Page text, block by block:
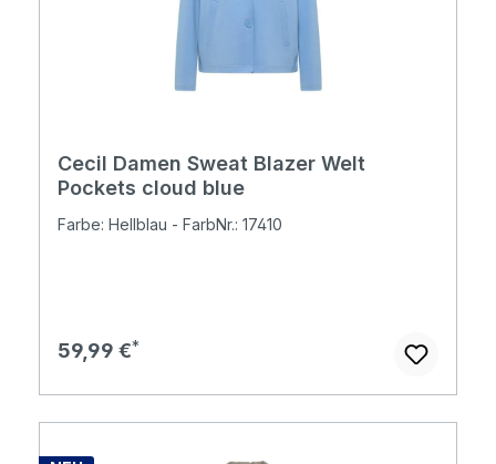
Cecil Damen Sweat Blazer Welt
Pockets cloud blue
Farbe: Hellblau - FarbNr.: 17410
Regulärer Preis:
59,99 €